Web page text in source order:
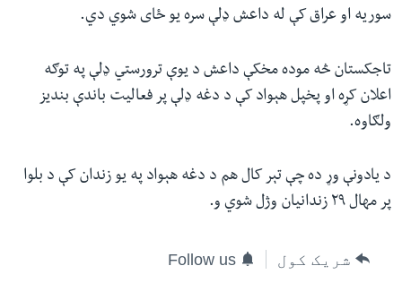
سوریه او عراق کې له داعش ډلې سره یو ځای شوي دي.
تاجکستان څه موده مخکې داعش د یوې ترورستي ډلې په توګه
اعلان کړه او پخپل هېواد کې د دغه ډلې پر فعالیت باندې بندیز
ولګاوه.
د یادونې وړ ده چې تېر کال هم د دغه هېواد په یو زندان کې د بلوا
پر مهال ۲۹ زندانیان وژل شوي و.
شریک کول Follow us